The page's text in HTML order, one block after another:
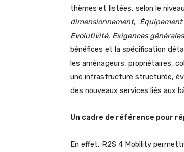
thèmes et listées, selon le
dimensionnement,
Evolutivité, Exigences
bénéfices et la spécification
les aménageurs, propriétaires,
une infrastructure structurée,
des nouveaux services liés aux
Un cadre de référence pour
En effet, R2S 4 Mobility